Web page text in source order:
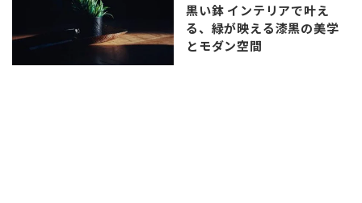
黒い鉢 インテリアで叶え
る、緑が映える漆黒の美学
とモダン空間